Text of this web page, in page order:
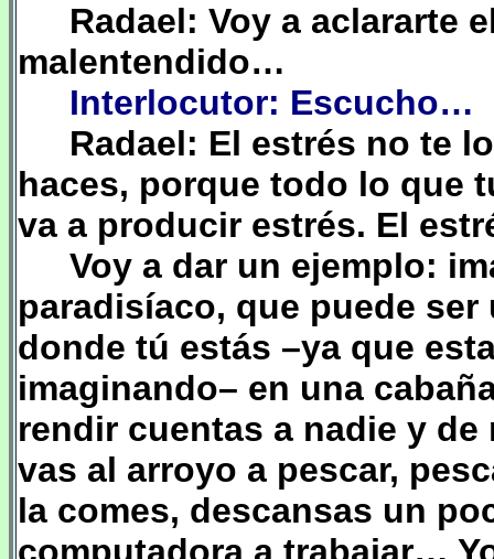
Radael: Voy a aclararte
malentendido…
Interlocutor: Escucho…
Radael: El estrés no te
haces, porque todo lo que
va a producir estrés. El
Voy a dar un ejemplo:
paradisíaco, que puede
donde tú estás –ya que
imaginando– en una
rendir cuentas a nadie y
vas al arroyo a pescar,
la comes, descansas un